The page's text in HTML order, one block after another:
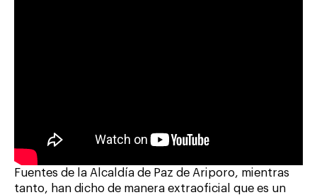
Fuentes de la Alcaldía de Paz de Ariporo, mientras
tanto, han dicho de manera extraoficial que es un